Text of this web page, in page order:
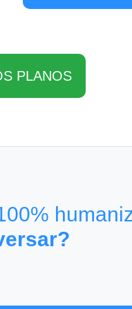
PLANOS